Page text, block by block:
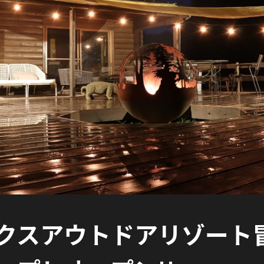
スアウトドアリゾート